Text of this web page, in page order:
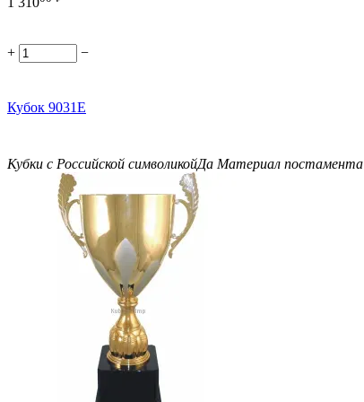
+ −
Кубок 9031E
Кубки с Российской символикойДа Материал постамента